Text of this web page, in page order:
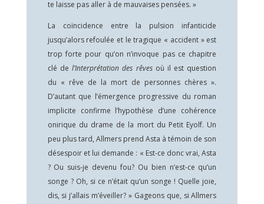
te laisse pas aller à de mauvaises pensées. »
La coïncidence entre la pulsion infanticide
jusqu’alors refoulée et le tragique « accident » est
trop forte pour qu’on n’invoque pas ce chapitre
clé del’Interprétation des rêvesoù il est question
du « rêve de la mort de personnes chères ».
D’autant que l’émergence progressive du roman
implicite confirme l’hypothèse d’une cohérence
onirique du drame de la mort du Petit Eyolf. Un
peu plus tard, Allmers prend Asta à témoin de son
désespoir et lui demande : « Est-ce donc vrai, Asta
? Ou suis-je devenu fou? Ou bien n’est-ce qu’un
songe ? Oh, si ce n’était qu’un songe ! Quelle joie,
dis, si j’allais m’éveiller? » Gageons que, si Allmers